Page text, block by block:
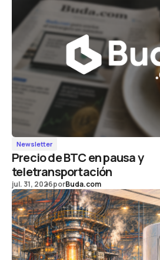
Newsletter
Precio de BTC en pausa y
teletransportación
jul. 31, 2026porBuda.com